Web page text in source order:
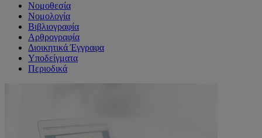
Νομοθεσία
Νομολογία
Βιβλιογραφία
Αρθρογραφία
Διοικητικά Έγγραφα
Υποδείγματα
Περιοδικά